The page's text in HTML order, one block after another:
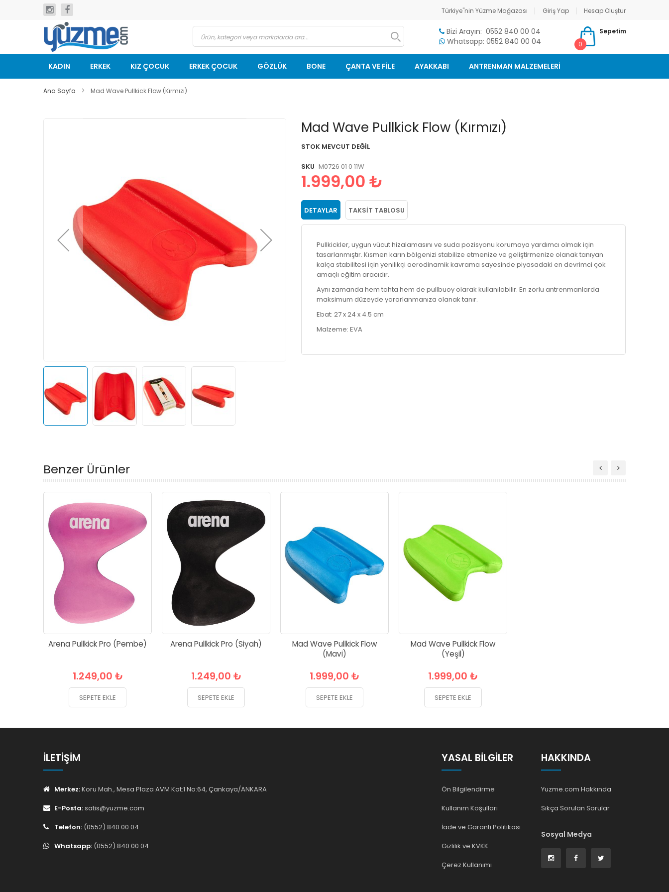
Türkiye"nin Yüzme Mağazası Giriş Yap
Hesap Oluştur
geç
Bizi Arayın: 0552 840 00 04
Whatsapp: 0552 840 00 04
Sepetim
0
KADIN ERKEK KIZ ÇOCUK ERKEK ÇOCUK GÖZLÜK BONE ÇANTA VE FİLE AYAKKABI ANTRENMAN MALZEMELERİ
Ana Sayfa Mad Wave Pullkick Flow (Kırmızı)
Mad Wave Pullkick Flow (Kırmızı)
STOK MEVCUT DEĞIL
SKU M0726 01 0 11W
1.999,00 ₺
DETAYLAR TAKSIT TABLOSU
Pullkickler, uygun vücut hizalamasını ve suda pozisyonu korumaya yardımcı olmak için
tasarlanmıştır. Kısmen karın bölgenizi stabilize etmenize ve geliştirmenize olanak tanıyan
kalça stabilitesi için yenilikçi aerodinamik kavrama sayesinde piyasadaki en devrimci çok
amaçlı eğitim aracıdır.
Aynı zamanda hem tahta hem de pullbuoy olarak kullanılabilir. En zorlu antrenmanlarda
maksimum düzeyde yararlanmanıza olanak tanır.
Ebat: 27 x 24 x 4.5 cm
Malzeme: EVA
Resim
galerisinin
başlangıcına
Benzer Ürünler
Arena Pullkick Pro (Pembe)
1.249,00 ₺
SEPETE EKLE
Arena Pullkick Pro (Siyah)
1.249,00 ₺
SEPETE EKLE
Mad Wave Pullkick Flow
(Mavi)
1.999,00 ₺
SEPETE EKLE
Mad Wave Pullkick Flow
(Yeşil)
1.999,00 ₺
SEPETE EKLE
İLETIŞIM
Merkez:Koru Mah., Mesa Plaza AVM Kat:1 No:64, Çankaya/ANKARA
E-Posta:satis@yuzme.com
Telefon: (0552) 840 00 04
Whatsapp: (0552) 840 00 04
YASAL BILGILER
Ön Bilgilendirme
Kullanım Koşulları
İade ve Garanti Politikası
Gizlilik ve KVKK
Çerez Kullanımı
HAKKINDA
Yuzme.com Hakkında
Sıkça Sorulan Sorular
Sosyal Medya